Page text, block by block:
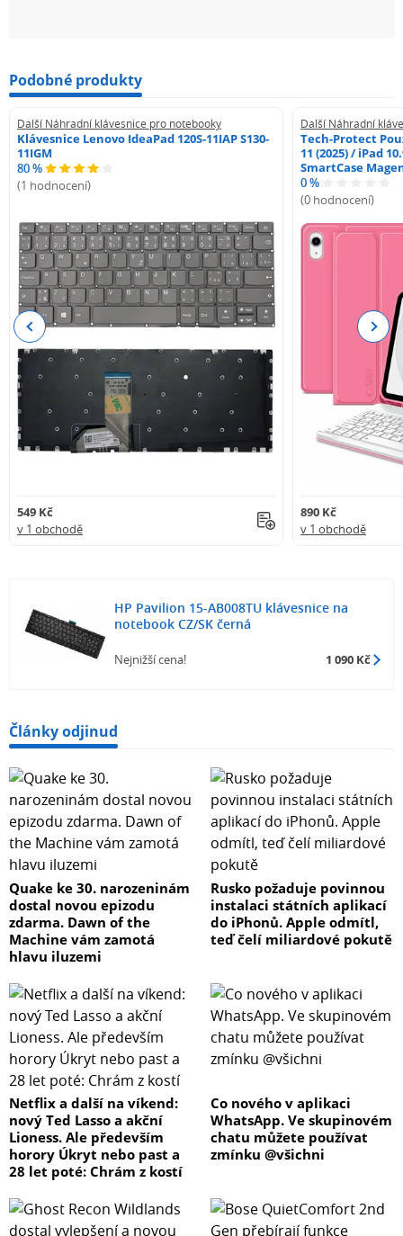
Podobné produkty
Další Náhradní klávesnice pro notebooky
Klávesnice Lenovo IdeaPad 120S-11IAP S130-
11IGM
80 %
(1 hodnocení)
549 Kč
v 1 obchodě
Další Náhradní
Tech-Protect
11 (2025) / iPad
SmartCase
0 %
(0 hodnocení)
890 Kč
v 1 obchodě
Previous Next
HP Pavilion 15-AB008TU klávesnice na
notebook CZ/SK černá
Nejnižší cena! 1 090 Kč
Články odjinud
Quake ke 30. narozeninám
dostal novou epizodu
zdarma. Dawn of the
Machine vám zamotá
hlavu iluzemi
Rusko požaduje povinnou
instalaci státních aplikací
do iPhonů. Apple odmítl,
teď čelí miliardové pokutě
Netflix a další na víkend:
nový Ted Lasso a akční
Lioness. Ale především
horory Úkryt nebo past a
28 let poté: Chrám z kostí
Co nového v aplikaci
WhatsApp. Ve skupinovém
chatu můžete používat
zmínku @všichni